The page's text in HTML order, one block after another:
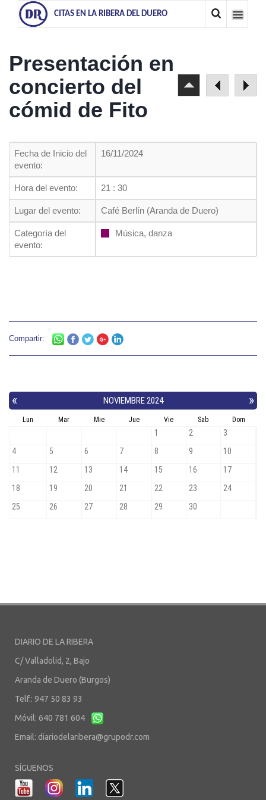
CITAS EN LA RIBERA DEL DUERO
Presentación en
concierto del
cómid de Fito
Fecha de Inicio del
evento:
16/11/2024
Hora del evento: 21 : 30
Lugar del evento: Café Berlín (Aranda de Duero)
Categoría del
evento:
Música, danza
Compartir:
DIARIO DE LA RIBERA
C/ Valladolid, 2, Bajo
Aranda de Duero (Burgos)
Telf.: 947 50 83 93
Móvil: 640 781 604
Email: diariodelaribera@grupodr.com
SÍGUENOS